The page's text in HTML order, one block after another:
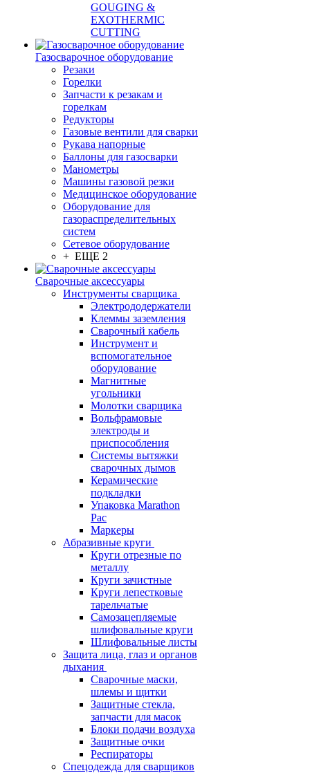
GOUGING &
EXOTHERMIC
CUTTING
Газосварочное оборудование
Резаки
Горелки
Запчасти к резакам и
горелкам
Редукторы
Газовые вентили для сварки
Рукава напорные
Баллоны для газосварки
Манометры
Машины газовой резки
Медицинское оборудование
Оборудование для
газораспределительных
систем
Сетевое оборудование
+ ЕЩЕ 2
Сварочные аксессуары
Инструменты сварщика
Электрододержатели
Клеммы заземления
Сварочный кабель
Инструмент и
вспомогательное
оборудование
Магнитные
угольники
Молотки сварщика
Вольфрамовые
электроды и
приспособления
Системы вытяжки
сварочных дымов
Керамические
подкладки
Упаковка Marathon
Pac
Маркеры
Абразивные круги
Круги отрезные по
металлу
Круги зачистные
Круги лепестковые
тарельчатые
Самозацепляемые
шлифовальные круги
Шлифовальные листы
Защита лица, глаз и органов
дыхания
Сварочные маски,
шлемы и щитки
Защитные стекла,
запчасти для масок
Блоки подачи воздуха
Защитные очки
Респираторы
Спецодежда для сварщиков